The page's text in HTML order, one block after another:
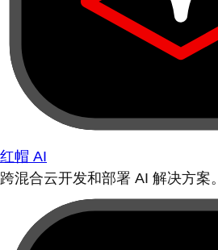
红帽 AI
跨混合云开发和部署 AI 解决方案。